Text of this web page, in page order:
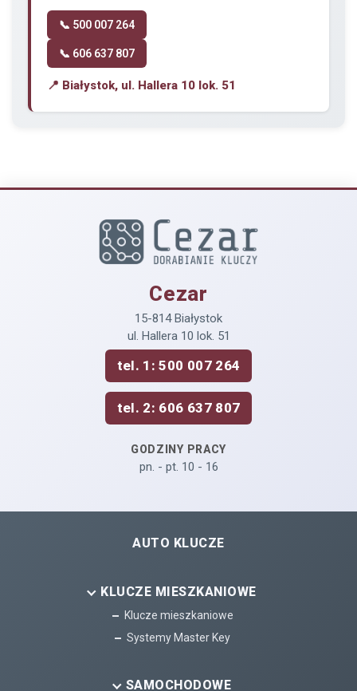
📞 500 007 264
📞 606 637 807
📍 Białystok, ul. Hallera 10 lok. 51
Cezar
15-814 Białystok
ul. Hallera 10 lok. 51
tel. 1: 500 007 264
tel. 2: 606 637 807
GODZINY PRACY
pn. - pt. 10 - 16
AUTO KLUCZE
KLUCZE MIESZKANIOWE
Klucze mieszkaniowe
Systemy Master Key
SAMOCHODOWE